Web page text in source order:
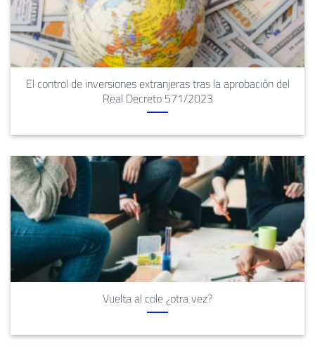
El control de inversiones extranjeras tras la aprobación del
Real Decreto 571/2023
Vuelta al cole ¿otra vez?